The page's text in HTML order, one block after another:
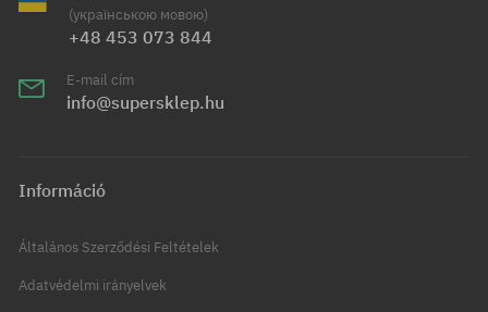
(українською мовою)
+48 453 073 844
E-mail cím
info@supersklep.hu
Információ
Általános Szerződési Feltételek
Adatvédelmi irányelvek